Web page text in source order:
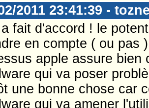
2011 23:41:39 -
fait d'accord ! le
en compte ( ou pas
apple assure
qui va poser
une bonne chose car
qui va amener